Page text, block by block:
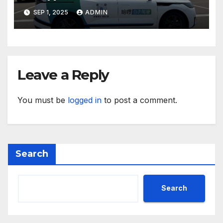
техните треньори имат
нужда от нашата подкрепа
и ние ще им я осигурим
SEP 1, 2025 ADMIN
Leave a Reply
You must be logged in to post a comment.
Search
Search